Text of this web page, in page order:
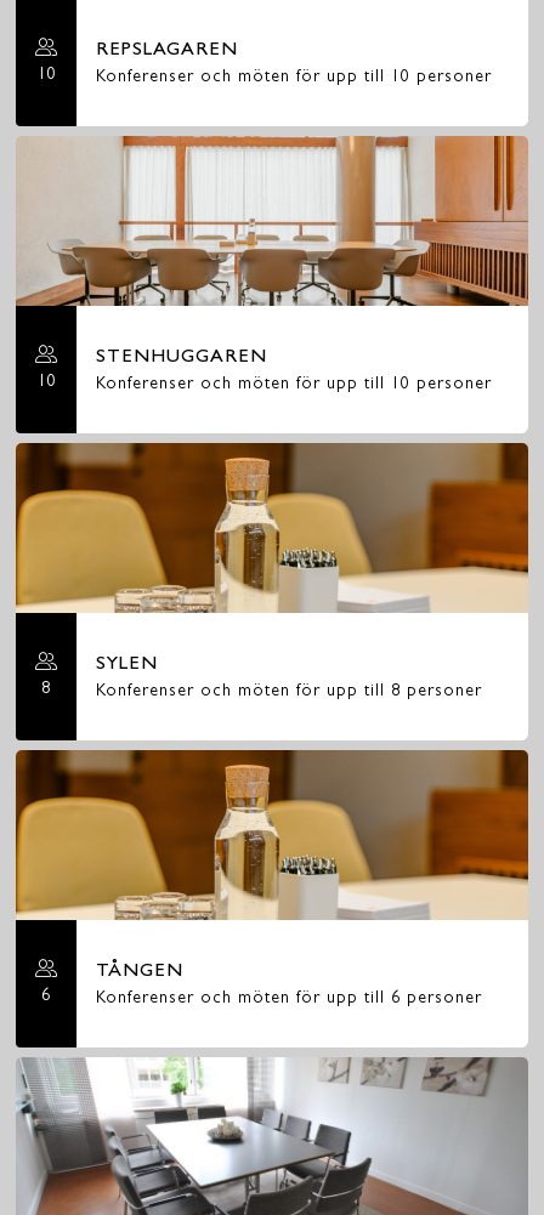
10
REPSLAGAREN
Konferenser och möten för upp till 10 personer
10
STENHUGGAREN
Konferenser och möten för upp till 10 personer
8
SYLEN
Konferenser och möten för upp till 8 personer
6
TÅNGEN
Konferenser och möten för upp till 6 personer